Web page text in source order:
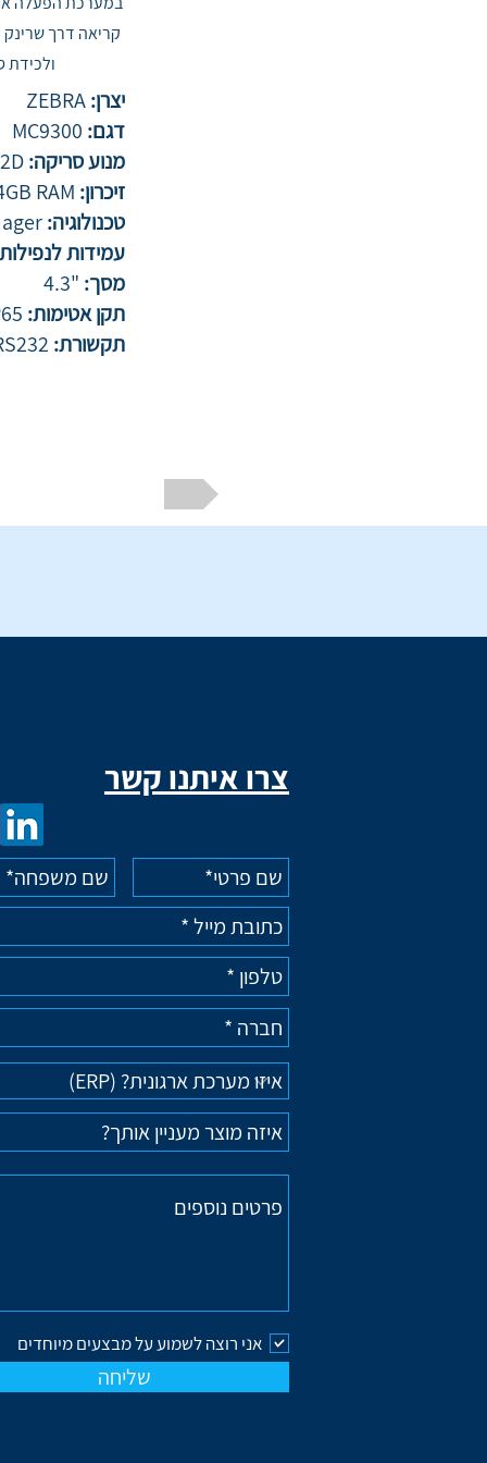
קריאה דרך שרינק
ולכידת
יצרן:ZEBRA
דגם:
מנוע סריקה:
זיכרון: RAM
טכנולוגיה:
עמידות
מסך: "4.3
תקן אטימות:
תקשורת:
צרו איתנו קשר
אני רוצה לשמוע על מבצעים מיוחדים
שליחה